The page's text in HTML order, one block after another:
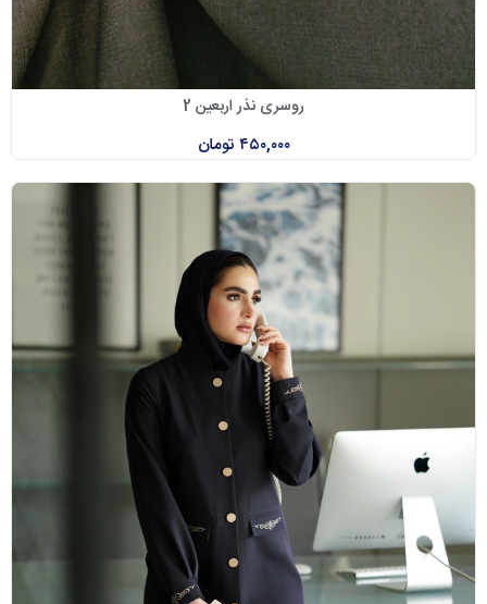
روسری نذر اربعین 2
۴۵۰,۰۰۰ تومان